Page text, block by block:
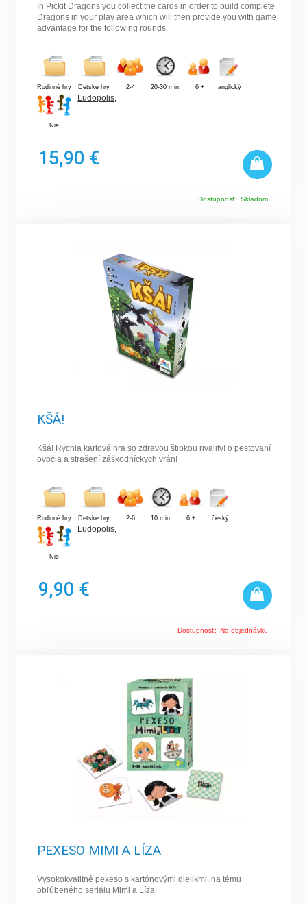
In Pickit Dragons you collect the cards in order to build complete
Dragons in your play area which will then provide you with game
advantage for the following rounds.
Rodinné hry Detské hry 2-4 20-30 min. 6 + anglický
Nie
Ludopolis,
15,90 €
Dostupnosť: Skladom
KŠÁ!
Kšá! Rýchla kartová hra so zdravou štipkou rivality! o pestovaní
ovocia a strašení záškodníckych vrán!
Rodinné hry Detské hry 2-6 10 min. 6 + český
Nie
Ludopolis,
9,90 €
Dostupnosť: Na objednávku
PEXESO MIMI A LÍZA
Vysokokvalitné pexeso s kartónovými dielikmi, na tému
obľúbeného seriálu Mimi a Líza.